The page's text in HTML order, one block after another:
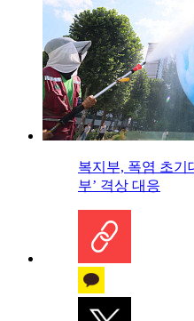
복지부, 폭염 초
부’ 격상 대응